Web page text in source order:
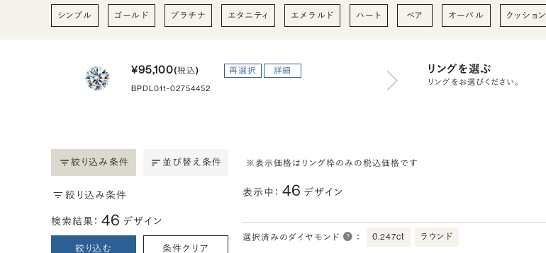
シンプル ゴールド プラチナ エタニティ エメラルド ハート ペア オーバル クッション
¥95,100(税込) 再選択 詳細
BPDL011-02754452
リングを選ぶ
リングをお選びください。
絞り込み条件 並び替え条件
絞り込み条件
検索結果： 46 デザイン
絞り込む 条件クリア
※表示価格はリング枠のみの税込価格です
表示中： 46 デザイン
選択済みのダイヤモンド ： 0.247ct ラウンド